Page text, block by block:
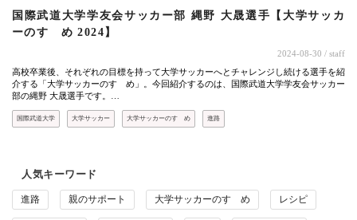
国際武道大学学友会サッカー部 縄野 大晟選手【大学サッカ
ーのすゝめ 2024】
2024-08-30 / staff
高校卒業後、それぞれの目標を持って大学サッカーへとチャレンジし続ける選手を紹
介する「大学サッカーのすゝめ」。今回紹介するのは、国際武道大学学友会サッカー
部の縄野 大晟選手です。…
国際武道大学 大学サッカー 大学サッカーのすゝめ 進路
人気キーワード
進路 親のサポート 大学サッカーのすゝめ レシピ